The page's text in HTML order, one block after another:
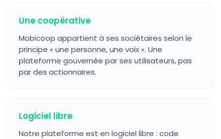
Une coopérative
Mobicoop appartient à ses sociétaires selon le
principe « une personne, une voix ». Une
plateforme gouvernée par ses utilisateurs, pas
par des actionnaires.
Logiciel libre
Notre plateforme est en logiciel libre : code